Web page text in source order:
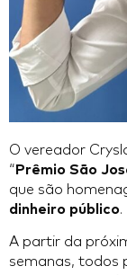
O vereador
“ Prêmio São
que são
dinheiro público.
A partir da
semanas, todos